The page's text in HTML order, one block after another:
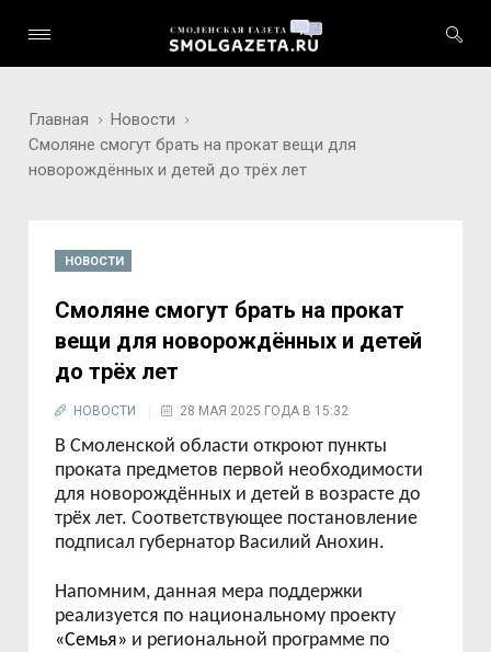
Главная
Новости
Смоляне смогут брать на прокат вещи для
новорождённых и детей до трёх лет
НОВОСТИ
Смоляне смогут брать на прокат
вещи для новорождённых и детей
до трёх лет
НОВОСТИ 28 МАЯ 2025 ГОДА В 15:32
В Смоленской области откроют пункты
проката предметов первой необходимости
для новорождённых и детей в возрасте до
трёх лет. Соответствующее постановление
подписал губернатор Василий Анохин.
Напомним, данная мера поддержки
реализуется по национальному проекту
«Семья» и региональной программе по